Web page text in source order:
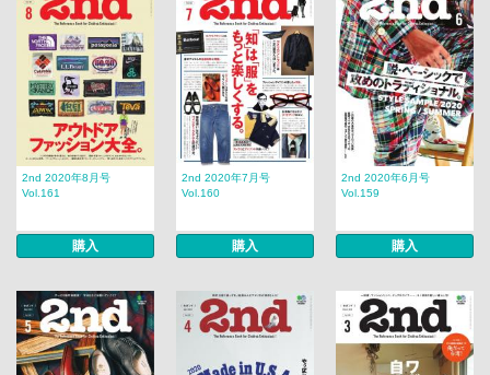
2nd 2020年8月号
Vol.161
購入
2nd 2020年7月号
Vol.160
購入
2nd 2020年6月号
Vol.159
購入